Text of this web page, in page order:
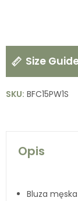
Size
SKU: BFC15PW1S
Opis
Bluza